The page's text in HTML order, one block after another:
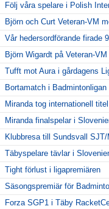
Följ våra spelare i Polish
Björn och Curt Veteran-VM
Vår hedersordförande firade
Björn Wigardt på Veteran-VM
Tufft mot Aura i gårdagens
Bortamatch i
Miranda tog internationell
Miranda finalspelar i
Klubbresa till Sundsvall
Täbyspelare tävlar i
Tight förlust i ligapremiären
Säsongspremiär för
Forza SGP1 i Täby